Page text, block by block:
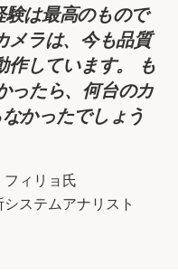
は最高のもので
メラは、今も品質
作しています。 も
ったら、何台のカ
かったでしょう
ィリョ氏
ステムアナリスト